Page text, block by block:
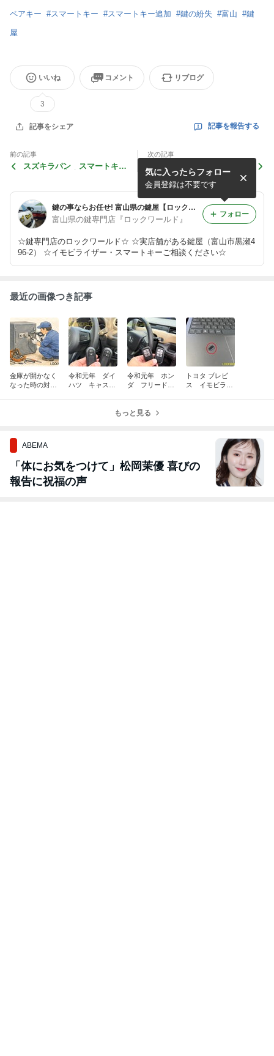
ペアキー #スマートキー #スマートキー追加 #鍵の紛失 #富山 #鍵
屋
いいね
3
コメント リブログ
記事をシェア 記事を報告する
前の記事
スズキラパン スマートキー
次の記事
トヨタカムリ スマートキー
追加作業 富山の鍵屋
鍵の事ならお任せ! 富山県の鍵屋【ロックワールド】
富山県の鍵専門店『ロックワールド』
☆鍵専門店のロックワールド☆ ☆実店舗がある鍵屋（富山市黒瀬4
96-2） ☆イモビライザー・スマートキーご相談ください☆
気に入ったらフォロー
会員登録は不要です
フォロー
最近の画像つき記事
金庫が開かなく
なった時の対処
令和元年 ダイ
ハツ キャス
令和元年 ホン
ダ フリード
鍵屋
トヨタ ブレビ
ス イモビライ
もっと見る
ABEMA
「体にお気をつけて」松岡茉優 喜びの
報告に祝福の声